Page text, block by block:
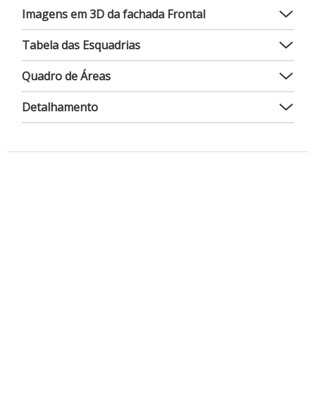
Imagens em 3D da fachada Frontal
Tabela das Esquadrias
Quadro de Áreas
Detalhamento